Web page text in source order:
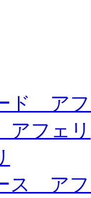
ド ア
フェリ
ス ア